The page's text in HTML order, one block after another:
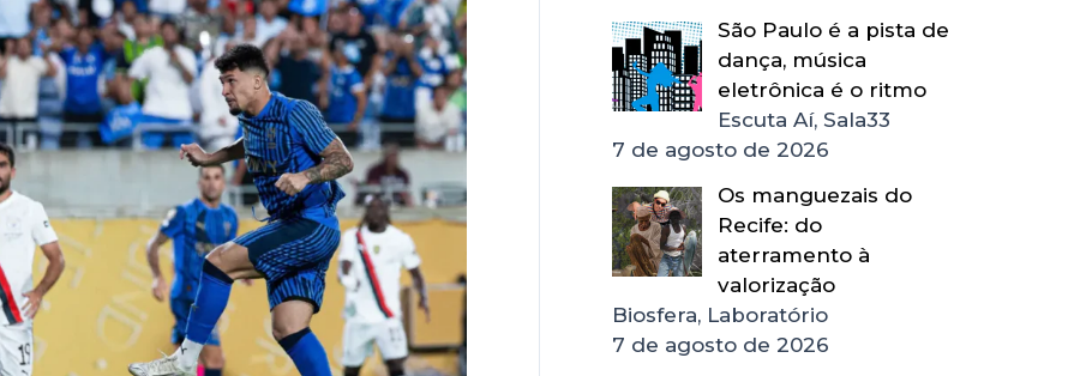
São Paulo é a pista de
dança, música
eletrônica é o ritmo
Escuta Aí, Sala33
7 de agosto de 2026
Os manguezais do
Recife: do
aterramento à
valorização
Biosfera, Laboratório
7 de agosto de 2026